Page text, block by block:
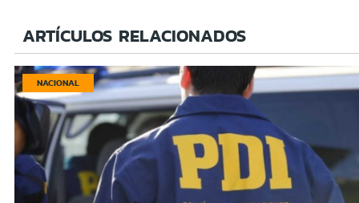
ARTÍCULOS RELACIONADOS
NACIONAL